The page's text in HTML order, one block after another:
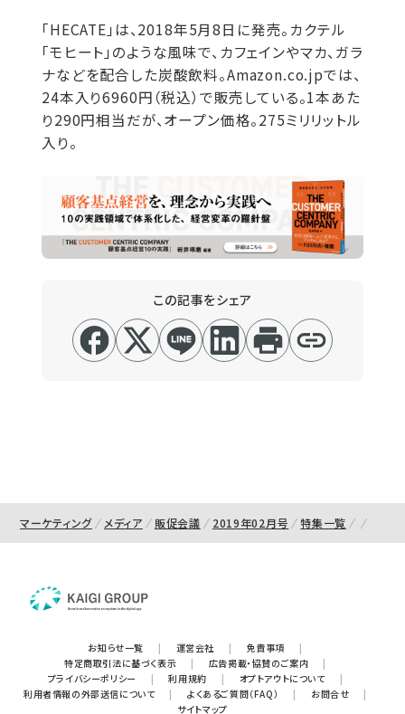
「HECATE」は、2018年5月8日に発売。カクテル
「モヒート」のような風味で、カフェインやマカ、ガラ
ナなどを配合した炭酸飲料。Amazon.co.jpでは、
24本入り6960円（税込）で販売している。1本あた
り290円相当だが、オープン価格。275ミリリットル
入り。
この記事をシェア
マーケティング メディア 販促会議 2019年02月号 特集一覧
お知らせ一覧 | 運営会社 | 免責事項
|
特定商取引法に基づく表示
| 広告掲載・協賛のご案内
|
プライバシーポリシー
| 利用規約 | オプトアウトについて
|
利用者情報の外部送信について
| よくあるご質問（FAQ） | お問合せ
|
サイトマップ